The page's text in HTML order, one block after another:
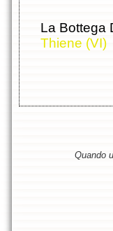
La Bottega
Thiene (VI)
Quando